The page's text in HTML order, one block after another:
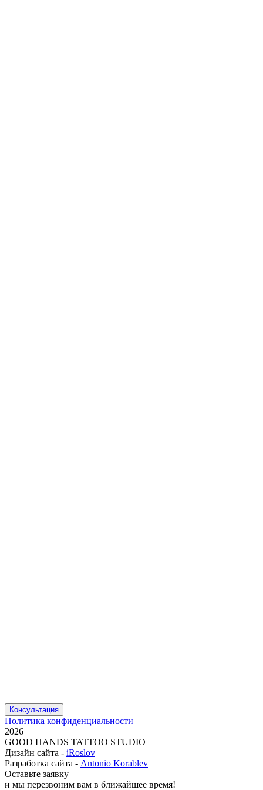
Консультация
Политика конфиденциальности
2026
GOOD HANDS TATTOO STUDIO
Дизайн сайта - iRoslov
Разработка сайта - Antonio Korablev
Оставьте заявку
и мы перезвоним вам в ближайшее время!